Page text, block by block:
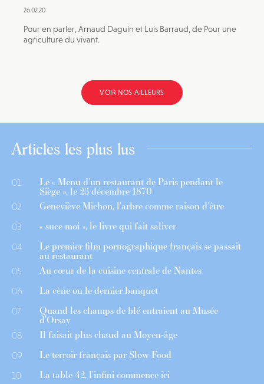
26.02.20
Pour en parler, Arnaud Daguin et Luis Barraud, de Pour une
agriculture du vivant.
VOIR NOS AILLEURS
Articles les plus lus
01 Le « Menu d’un restaurant de Paris pendant le
Siège », le 25 décembre 1870
02 Geneviève Michon, l’arbre comme raison d’être
03 « suce moi », le livre qui fait saliver
04 Le premier film pornographique français se passait
au restaurant
05 Au cœur de la cuisine centrale de Nantes
06 La cène ou le dernier banquet
07 Quand les champs de blé entraient au Musée
d’Orsay
08 Il faisait plus chaud au Moyen-âge
09 Le terroir français par Slow Food
10 La table 42, l’infini commence ici